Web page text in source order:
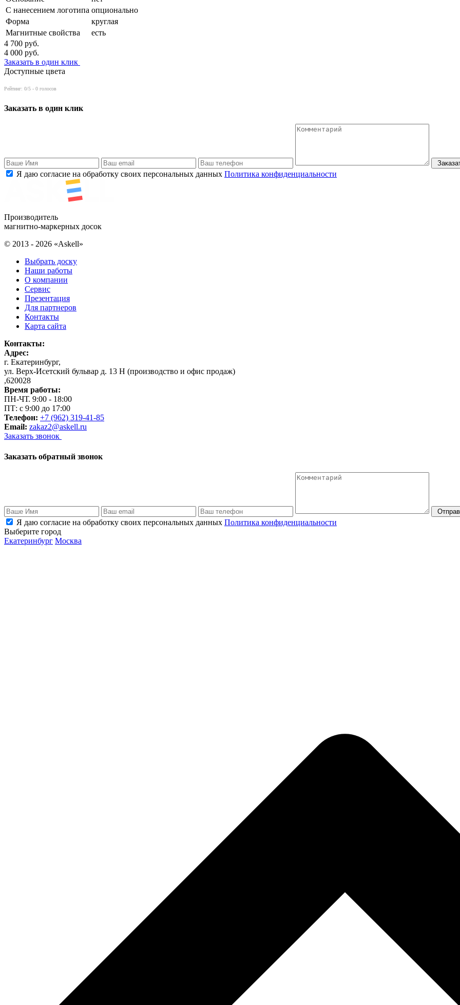
С нанесением логотипа опционально
Форма
круглая
Магнитные свойства
есть
4 700 руб.
4 000 руб.
Заказать в один клик
Доступные цвета
Рейтинг: 0/5 - 0 голосов
Заказать в один клик
Я даю согласие на обработку своих персональных данных Политика конфиденциальности
Производитель
магнитно-маркерных досок
© 2013 - 2026 «Askell»
Выбрать доску
Наши работы
О компании
Сервис
Презентация
Для партнеров
Контакты
Карта сайта
Контакты:
Адрес:
г. Екатеринбург,
ул. Верх-Исетский бульвар д. 13 Н (производство и офис продаж)
,620028
Время работы:
ПН-ЧТ. 9:00 - 18:00
ПТ: с 9:00 до 17:00
Телефон: +7 (962) 319-41-85
Email: zakaz2@askell.ru
Заказать звонок
Заказать обратный звонок
Я даю согласие на обработку своих персональных данных Политика конфиденциальности
Выберите город
Екатеринбург Москва